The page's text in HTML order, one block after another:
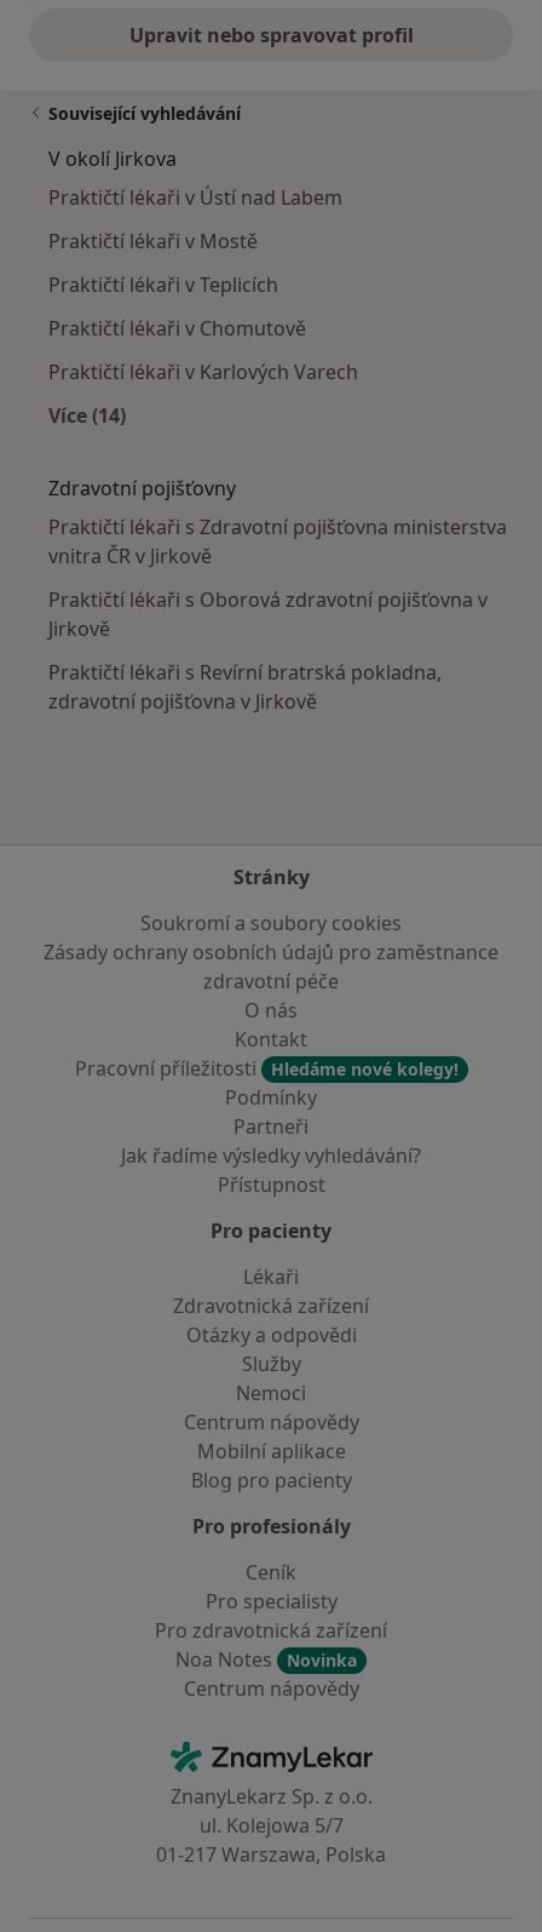
Upravit nebo spravovat profil
Související vyhledávání
V okolí Jirkova
Praktičtí lékaři v Ústí nad Labem
Praktičtí lékaři v Mostě
Praktičtí lékaři v Teplicích
Praktičtí lékaři v Chomutově
Praktičtí lékaři v Karlových Varech
Více (14)
Zdravotní pojišťovny
Praktičtí lékaři s Zdravotní pojišťovna ministerstva
vnitra ČR v Jirkově
Praktičtí lékaři s Oborová zdravotní pojišťovna v
Jirkově
Praktičtí lékaři s Revírní bratrská pokladna,
zdravotní pojišťovna v Jirkově
Stránky
Soukromí a soubory cookies
Zásady ochrany osobních údajů pro zaměstnance
zdravotní péče
O nás
Kontakt
Pracovní příležitosti
Hledáme nové kolegy!
Podmínky
Partneři
Jak řadíme výsledky vyhledávání?
Přístupnost
Pro pacienty
Lékaři
Zdravotnická zařízení
Otázky a odpovědi
Služby
Nemoci
Centrum nápovědy
Mobilní aplikace
Blog pro pacienty
Pro profesionály
Ceník
Pro specialisty
Pro zdravotnická zařízení
Noa Notes
Novinka
Centrum nápovědy
ZnamyLekar - Hlavní stránka
ZnanyLekarz Sp. z o.o.
ul. Kolejowa 5/7
01-217 Warszawa, Polska